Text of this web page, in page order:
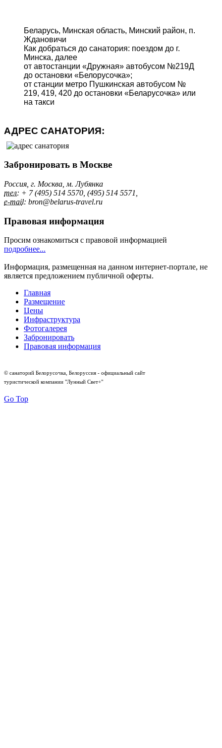
Беларусь, Минская область, Минский район, п.
Ждановичи
Как добраться до санатория: поездом до г.
Минска, далее
от автостанции «Дружная» автобусом №219Д
до остановки «Белорусочка»;
от станции метро Пушкинская автобусом №
219, 419, 420 до остановки «Беларусочка» или
на такси
АДРЕС САНАТОРИЯ:
Забронировать в Москве
Россия, г. Москва, м. Лубянка
тел: + 7 (495) 514 5570, (495) 514 5571,
e-mail: bron@belarus-travel.ru
Правовая информация
Просим ознакомиться с правовой информацией
подробнее...
Информация, размещенная на данном интернет-портале, не
является предложением публичной оферты.
Главная
Размещение
Цены
Инфраструктура
Фотогалерея
Забронировать
Правовая информация
© санаторий Белорусочка, Белоруссия - официальный сайт
туристической компании "Лунный Свет+"
Go Top